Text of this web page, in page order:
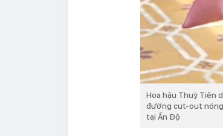
Hoa hậu Thuỳ Tiên
đường cut-out nóng
tại Ấn Độ